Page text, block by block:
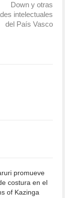
Down y otras
intelectuales
del País Vasco